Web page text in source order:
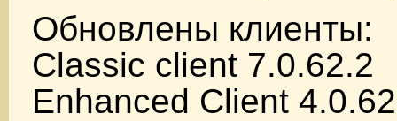
Обновлены клиенты:
Classic client 7.0.62.2
Enhanced Client